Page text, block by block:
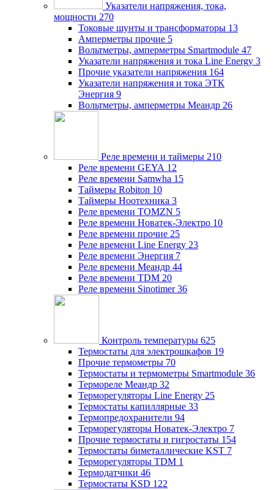
Указатели напряжения, тока,
мощности 270
Токовые шунты и трансформаторы 13
Амперметры прочие 5
Вольтметры, амперметры Smartmodule 47
Указатели напряжения и тока Line Energy 3
Прочие указатели напряжения 164
Указатели напряжения и тока ЭТК
Энергия 9
Вольтметры, амперметры Меандр 26
Реле времени и таймеры 210
Реле времени GEYA 12
Реле времени Samwha 15
Таймеры Robiton 10
Таймеры Ноотехника 3
Реле времени TOMZN 5
Реле времени Новатек-Электро 10
Реле времени прочие 25
Реле времени Line Energy 23
Реле времени Энергия 7
Реле времени Меандр 44
Реле времени TDM 20
Реле времени Sinotimer 36
Контроль температуры 625
Термостаты для электрошкафов 19
Прочие термометры 70
Термостаты и термометры Smartmodule 36
Термореле Меандр 32
Терморегуляторы Line Energy 25
Термостаты капиллярные 33
Термопредохранители 94
Терморегуляторы Новатек-Электро 7
Прочие термостаты и гигростаты 154
Термостаты биметаллические KST 7
Терморегуляторы TDM 1
Термодатчики 46
Термостаты KSD 122